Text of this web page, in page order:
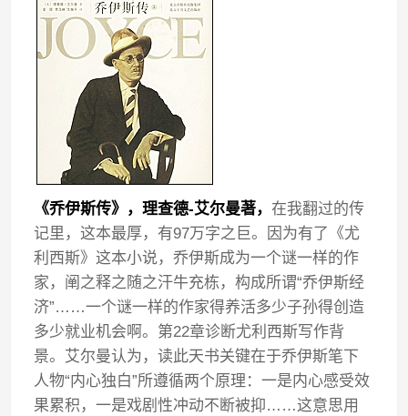
《乔伊斯传》，理查德-艾尔曼著，在我翻过的传
记里，这本最厚，有97万字之巨。因为有了《尤
利西斯》这本小说，乔伊斯成为一个谜一样的作
家，阐之释之随之汗牛充栋，构成所谓“乔伊斯经
济”……一个谜一样的作家得养活多少子孙得创造
多少就业机会啊。第22章诊断尤利西斯写作背
景。艾尔曼认为，读此天书关键在于乔伊斯笔下
人物“内心独白”所遵循两个原理：一是内心感受效
果累积，一是戏剧性冲动不断被抑……这意思用